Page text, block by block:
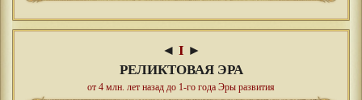
◄ I ►
РЕЛИКТОВАЯ ЭРА
от 4 млн. лет назад до 1-го года Эры развития